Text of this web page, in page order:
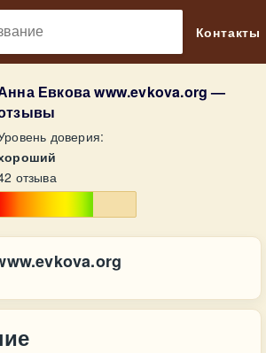
Контакты
Евкова www.evkova.org —
доверия:
отзыва